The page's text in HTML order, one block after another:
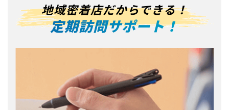
地域密着店だからできる！
定期訪問サポート！